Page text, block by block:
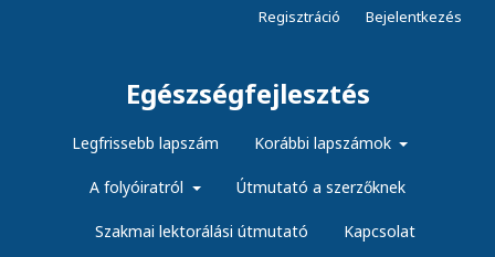
Egészségfejlesztés
Legfrissebb lapszám Korábbi lapszámok
A folyóiratról Útmutató a szerzőknek
Szakmai lektorálási útmutató Kapcsolat
Regisztráció Bejelentkezés